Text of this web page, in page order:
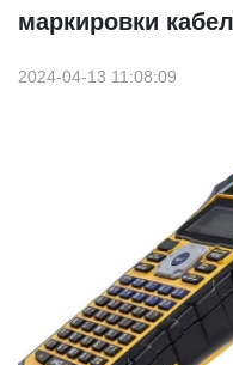
маркировки
2024-04-13 11:08:09